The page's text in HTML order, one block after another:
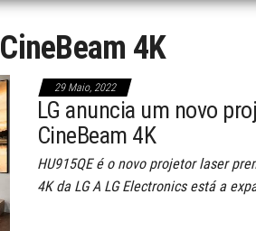
CineBeam 4K
29 Maio, 2022
LG anuncia um novo
CineBeam 4K
HU915QE é o novo projetor laser
4K da LG A LG Electronics está a